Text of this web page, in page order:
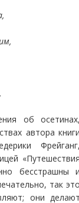
об
автора
бесстрашны
так
они